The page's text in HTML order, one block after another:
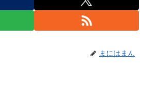
まにはまん